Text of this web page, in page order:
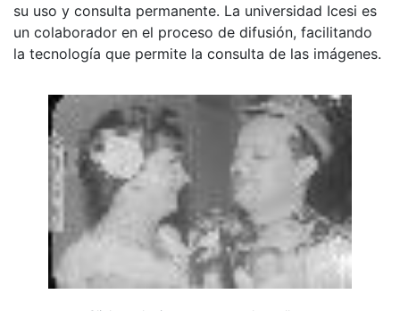
su uso y consulta permanente. La universidad Icesi es
un colaborador en el proceso de difusión, facilitando
la tecnología que permite la consulta de las imágenes.